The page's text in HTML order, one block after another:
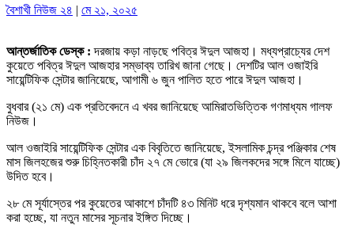
বৈশাখী নিউজ ২৪ | মে ২১, ২০২৫
আন্তর্জাতিক ডেস্ক : দরজায় কড়া নাড়ছে পবিত্র ঈদুল আজহা। মধ্যপ্রাচ্যের দেশ
কুয়েতে পবিত্র ঈদুল আজহার সম্ভাব্য তারিখ জানা গেছে। দেশটির আল ওজাইরি
সায়েন্টিফিক সেন্টার জানিয়েছে, আগামী ৬ জুন পালিত হতে পারে ঈদুল আজহা।
বুধবার (২১ মে) এক প্রতিবেদনে এ খবর জানিয়েছে আমিরাতভিত্তিক গণমাধ্যম গালফ
নিউজ।
আল ওজাইরি সায়েন্টিফিক সেন্টার এক বিবৃতিতে জানিয়েছে, ইসলামিক চন্দ্র পঞ্জিকার শেষ
মাস জিলহজের শুরু চিহ্নিতকারী চাঁদ ২৭ মে ভোরে (যা ২৯ জিলকদের সঙ্গে মিলে যাচ্ছে)
উদিত হবে।
২৮ মে সূর্যাস্তের পর কুয়েতের আকাশে চাঁদটি ৪৩ মিনিট ধরে দৃশ্যমান থাকবে বলে আশা
করা হচ্ছে, যা নতুন মাসের সূচনার ইঙ্গিত দিচ্ছে।